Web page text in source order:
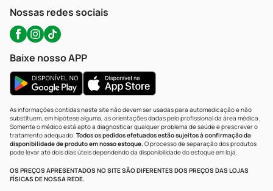
Nossas redes sociais
Baixe nosso APP
As informações contidas neste site não devem ser usadas para automedicação e não
substituem, em hipótese alguma, as orientações dadas pelo profissional da área médica.
Somente o médico está apto a diagnosticar qualquer problema de saúde e prescrever o
tratamento adequado. Todos os pedidos efetuados estão sujeitos à confirmação da
disponibilidade de produto em nosso estoque.O processo de separação dos produtos
pode levar até dois dias úteis dependendo da disponibilidade do estoque em loja.
OS PREÇOS APRESENTADOS NO SITE SÃO DIFERENTES DOS PREÇOS DAS LOJAS
FÍSICAS DE NOSSA REDE.